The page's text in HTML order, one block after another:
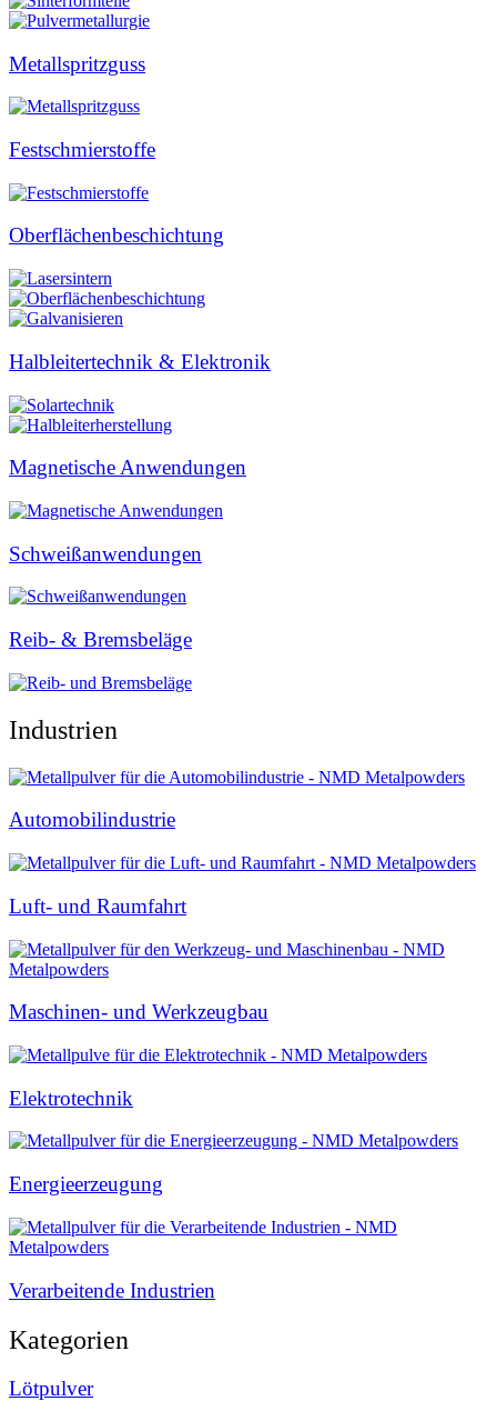
Metallspritzguss
Festschmierstoffe
Oberflächenbeschichtung
Halbleitertechnik & Elektronik
Magnetische Anwendungen
Schweißanwendungen
Reib- & Bremsbeläge
Industrien
Automobilindustrie
Luft- und Raumfahrt
Maschinen- und Werkzeugbau
Elektrotechnik
Energieerzeugung
Verarbeitende Industrien
Kategorien
Lötpulver